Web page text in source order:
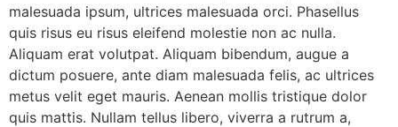
malesuada ipsum, ultrices malesuada orci. Phasellus
quis risus eu risus eleifend molestie non ac nulla.
Aliquam erat volutpat. Aliquam bibendum, augue a
dictum posuere, ante diam malesuada felis, ac ultrices
metus velit eget mauris. Aenean mollis tristique dolor
quis mattis. Nullam tellus libero, viverra a rutrum a,